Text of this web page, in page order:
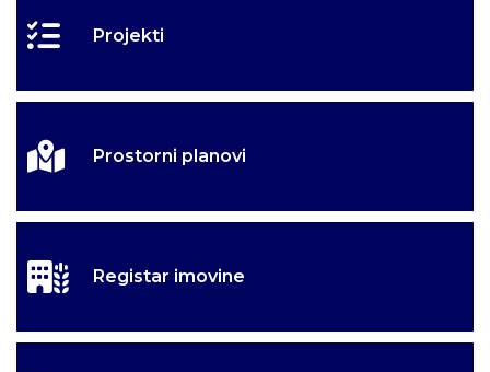
Projekti
Prostorni planovi
Registar imovine